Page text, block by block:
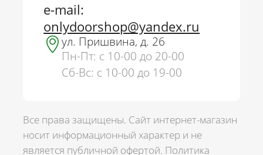
e-mail:
onlydoorshop@yandex.ru
ул. Пришвина, д. 26
Пн-Пт: с 10-00 до 20-00
Сб-Вс: с 10-00 до 19-00
Все права защищены. Сайт интернет-магазин
носит информационный характер и не
является публичной офертой. Политика